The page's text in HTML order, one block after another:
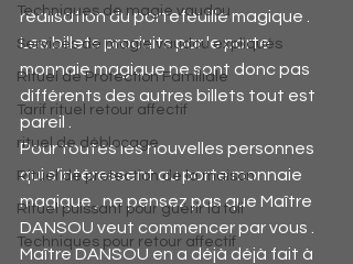
Techniques de magie vaudou
Services de magie vaudou expliqués
Rituel de Protection Familiale
Tarif rituel retour affectif
rituel de déblocage
Rituel de protection de la maison
Rituel puissant pour guérir la foli
Techniques pour retour affectif
réalisation du portefeuille magique .
Les billets produits par le porte
monnaie magique ne sont donc pas
différents des autres billets tout est
pareil .
Pour toutes les nouvelles personnes
qui s’intéressent au porte monnaie
magique , ne pensez pas que Maître
DANSOU veut commencer par vous .
Maître DANSOU en a déjà déjà fait à